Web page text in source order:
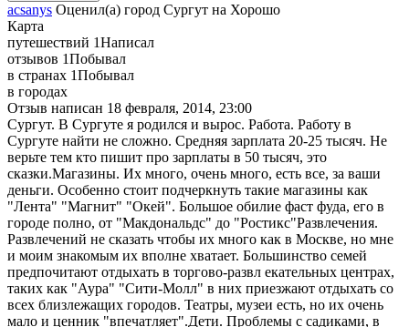
acsanys Оценил(а) город Сургут на Хорошо
Карта
путешествий 1Написал
отзывов 1Побывал
в странах 1Побывал
в городах
Отзыв написан 18 февраля, 2014, 23:00
Сургут. В Сургуте я родился и вырос. Работа. Работу в
Сургуте найти не сложно. Средняя зарплата 20-25 тысяч. Не
верьте тем кто пишит про зарплаты в 50 тысяч, это
сказки.Магазины. Их много, очень много, есть все, за ваши
деньги. Особенно стоит подчеркнуть такие магазины как
"Лента" "Магнит" "Окей". Большое обилие фаст фуда, его в
городе полно, от "Макдональдс" до "Ростикс"Развлечения.
Развлечений не сказать чтобы их много как в Москве, но мне
и моим знакомым их вполне хватает. Большинство семей
предпочитают отдыхать в торгово-развл екательных центрах,
таких как "Аура" "Сити-Молл" в них приезжают отдыхать со
всех близлежащих городов. Театры, музеи есть, но их очень
мало и ценник "впечатляет".Дети. Проблемы с садиками, в